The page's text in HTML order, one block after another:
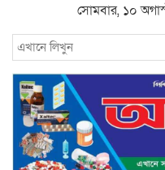
সোমবার, ১০